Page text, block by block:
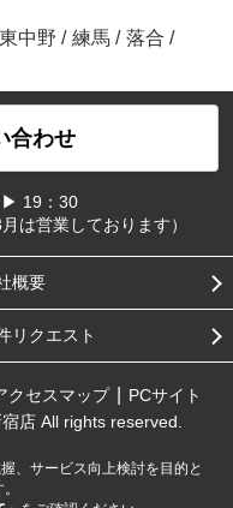
東中野 / 練馬 / 落合 /
合わせ
▶ 19：30
は営業しております）
概要
リクエスト
クセスマップ
PCサイト
店 All rights reserved.
、サービス向上検討を目的と